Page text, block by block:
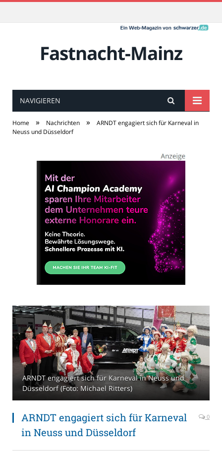
Fastnacht-Mainz
NAVIGIEREN
Home » Nachrichten »
ARNDT engagiert sich für Karneval in
Neuss und Düsseldorf
ARNDT engagiert sich für Karneval in Neuss und
Düsseldorf (Foto: Michael Ritters)
ARNDT engagiert sich für Karneval
in Neuss und Düsseldorf
0